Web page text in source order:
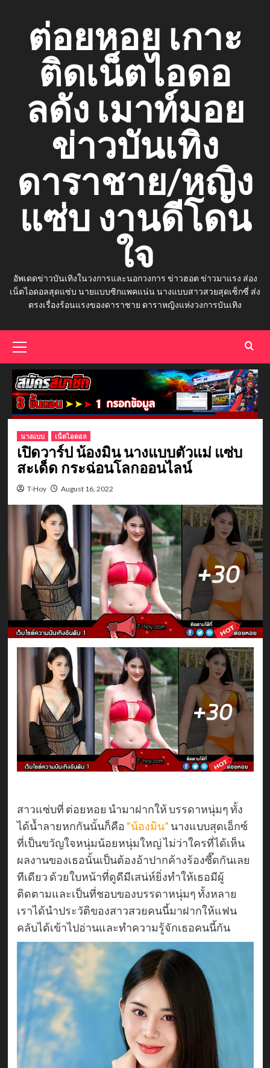
contentต่อยหอย เกาะ
ติดเน็ตไอดอ
ลดัง เมาท์มอย
ข่าวบันเทิง
ดาราชาย/หญิง
แซ่บ งานดีโดน
ใจ
อัพเดดข่าวบันเทิงในวงการและนอกวงการ ข่าวฮอต ข่าวมาแรง ส่อง
เน็ตไอดอลสุดแซ่บ นายแบบซิกแพคแน่น นางแบบสาวสวยสุดเซ็กซี่ ส่ง
ตรงเรื่องร้อนแรงของดาราชาย ดาราหญิงแห่งวงการบันเทิง
Menu
นางแบบ เน็ตไอดอล
เปิดวาร์ป น้องมิน นางแบบตัวแม่ แซ่บ
สะเด็ด กระฉ่อนโลกออนไลน์
T-Hoy August 16, 2022
สาวแซ่บที่ ต่อยหอย นำมาฝากให้ บรรดาหนุ่มๆ ทั้ง
ได้น้ำลายหกกันนั้นก็คือ “น้องมิน” นางแบบสุดเอ็กซ์
ที่เป็นขวัญใจหนุ่มน้อยหนุ่มใหญ่ ไม่ว่าใครที่ได้เห็น
ผลงานของเธอนั้นเป็นต้องอ้าปากค้างร้องซี๊ดกันเลย
ทีเดียว ด้วยใบหน้าที่ดูดีมีเสน่ห์ยิ่งทำให้เธอมีผู้
ติดตามและเป็นที่ชอบของบรรดาหนุ่มๆ ทั้งหลาย
เราได้นำประวัติของสาวสวยคนนี้มาฝากให้แฟน
คลับได้เข้าไปอ่านและทำความรู้จักเธอคนนี้กัน